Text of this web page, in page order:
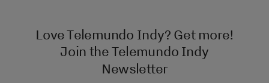
Love Telemundo Indy? Get more!
Join the Telemundo Indy
Newsletter